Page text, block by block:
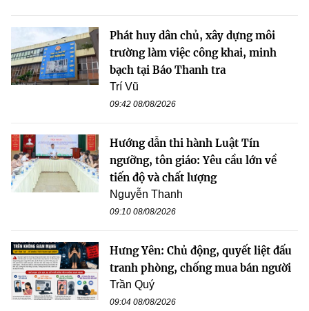
Phát huy dân chủ, xây dựng môi
trường làm việc công khai, minh
bạch tại Báo Thanh tra
Trí Vũ
09:42 08/08/2026
Hướng dẫn thi hành Luật Tín
ngưỡng, tôn giáo: Yêu cầu lớn về
tiến độ và chất lượng
Nguyễn Thanh
09:10 08/08/2026
Hưng Yên: Chủ động, quyết liệt đấu
tranh phòng, chống mua bán người
Trần Quý
09:04 08/08/2026